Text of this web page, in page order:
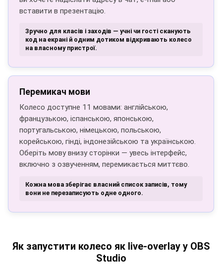
вставити в презентацію.
Зручно для класів і заходів — учні чи гості сканують
код на екрані й одним дотиком відкривають колесо
на власному пристрої.
Перемикач мови
Колесо доступне 11 мовами: англійською,
французькою, іспанською, японською,
португальською, німецькою, польською,
корейською, гінді, індонезійською та українською.
Оберіть мову внизу сторінки — увесь інтерфейс,
включно з озвученням, перемикається миттєво.
Кожна мова зберігає власний список записів, тому
вони не перезаписують одне одного.
Як запустити колесо як live-overlay у OBS
Studio